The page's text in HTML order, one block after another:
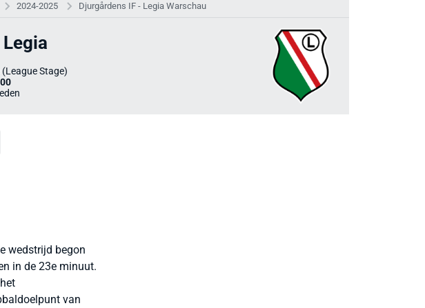
2024-2025 Djurgårdens IF - Legia Warschau
Legia
(League Stage)
wedstrijd begon
in de 23e minuut.
van